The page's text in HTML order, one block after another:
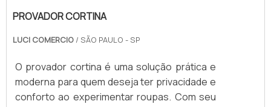
PROVADOR CORTINA
LUCI COMERCIO / SÃO PAULO - SP
O provador cortina é uma solução prática e
moderna para quem deseja ter privacidade e
conforto ao experimentar roupas. Com seu